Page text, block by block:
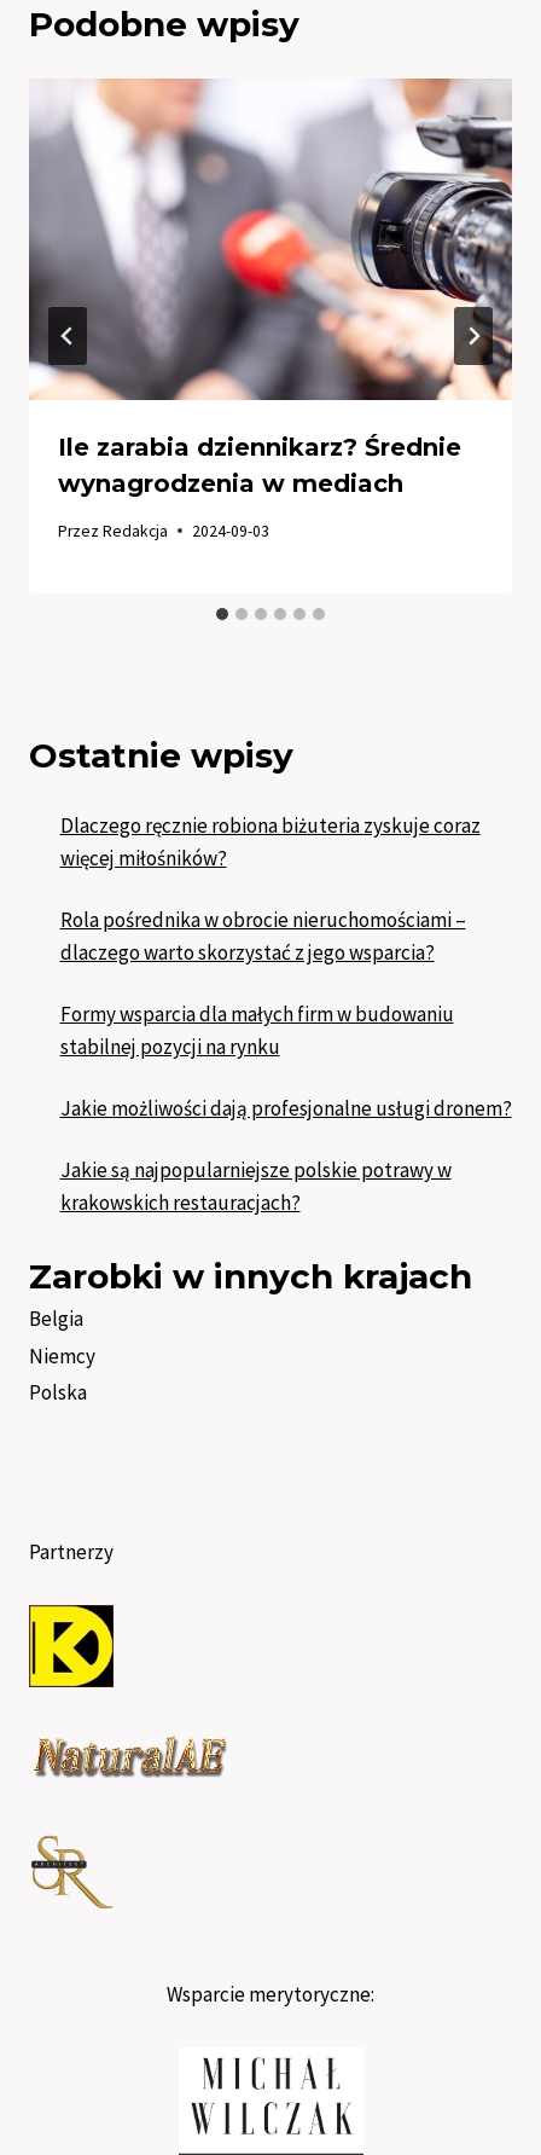
Podobne wpisy
Ile zarabia dziennikarz? Średnie
wynagrodzenia w mediach
PrzezRedakcja 2024-09-03
Ostatnie wpisy
Dlaczego ręcznie robiona biżuteria zyskuje coraz
więcej miłośników?
Rola pośrednika w obrocie nieruchomościami –
dlaczego warto skorzystać z jego wsparcia?
Formy wsparcia dla małych firm w budowaniu
stabilnej pozycji na rynku
Jakie możliwości dają profesjonalne usługi dronem?
Jakie są najpopularniejsze polskie potrawy w
krakowskich restauracjach?
Zarobki w innych krajach
Belgia
Niemcy
Polska
Partnerzy
Wsparcie merytoryczne: